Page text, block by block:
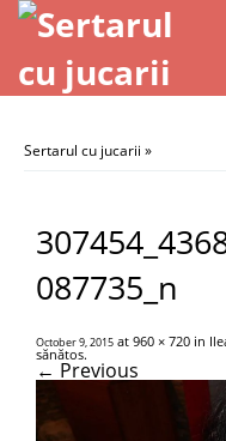
Sertarul cu jucarii »
087735_n
October 9, 2015 at 960 × 720 in
sănătos.
← Previous